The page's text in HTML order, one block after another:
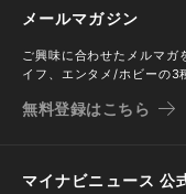
メールマガジン
ご興味に合わせたメルマガ
イフ、エンタメ/ホビーの3
無料登録はこちら
マイナビニュース 公